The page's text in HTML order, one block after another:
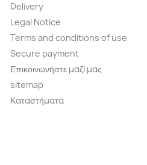
Delivery
Legal Notice
Terms and conditions of use
Secure payment
Επικοινωνήστε μαζί μας
sitemap
Καταστήματα